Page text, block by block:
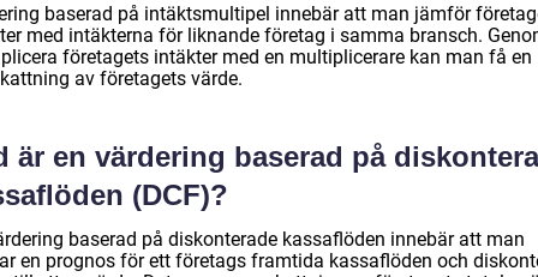
baserad på intäktsmultipel innebär att man jämför
med intäkterna för liknande företag i samma bransch.
företagets intäkter med en multiplicerare kan man få en
av företagets värde.
är en värdering baserad på
(DCF)?
baserad på diskonterade kassaflöden innebär att man
en prognos för ett företags framtida kassaflöden och